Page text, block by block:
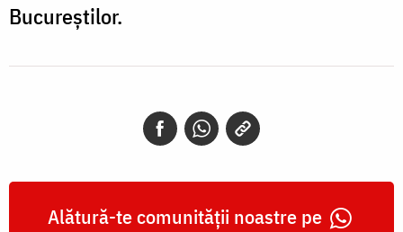
Bucureștilor.
Alătură-te comunității noastre pe